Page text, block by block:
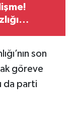
son
göreve
da parti